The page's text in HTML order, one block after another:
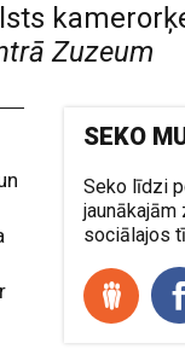
Zuzeum
SEKO
Seko līdzi
jaunākajām
sociālajos